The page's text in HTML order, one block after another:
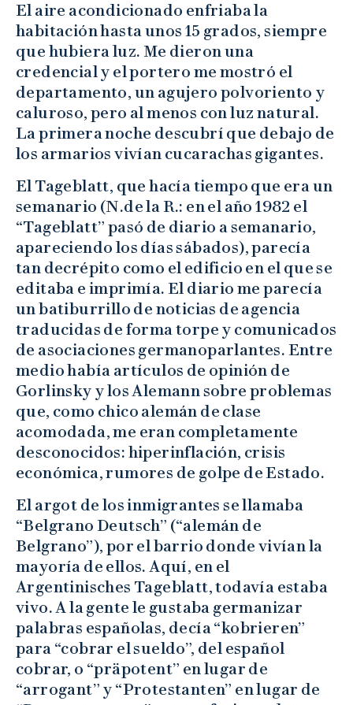
El aire acondicionado enfriaba la
habitación hasta unos 15 grados, siempre
que hubiera luz. Me dieron una
credencial y el portero me mostró el
departamento, un agujero polvoriento y
caluroso, pero al menos con luz natural.
La primera noche descubrí que debajo de
los armarios vivían cucarachas gigantes.
El Tageblatt, que hacía tiempo que era un
semanario (N.de la R.: en el año 1982 el
“Tageblatt” pasó de diario a semanario,
apareciendo los días sábados), parecía
tan decrépito como el edificio en el que se
editaba e imprimía. El diario me parecía
un batiburrillo de noticias de agencia
traducidas de forma torpe y comunicados
de asociaciones germanoparlantes. Entre
medio había artículos de opinión de
Gorlinsky y los Alemann sobre problemas
que, como chico alemán de clase
acomodada, me eran completamente
desconocidos: hiperinflación, crisis
económica, rumores de golpe de Estado.
El argot de los inmigrantes se llamaba
“Belgrano Deutsch” (“alemán de
Belgrano”), por el barrio donde vivían la
mayoría de ellos. Aquí, en el
Argentinisches Tageblatt, todavía estaba
vivo. A la gente le gustaba germanizar
palabras españolas, decía “kobrieren”
para “cobrar el sueldo”, del español
cobrar, o “präpotent” en lugar de
“arrogant” y “Protestanten” en lugar de